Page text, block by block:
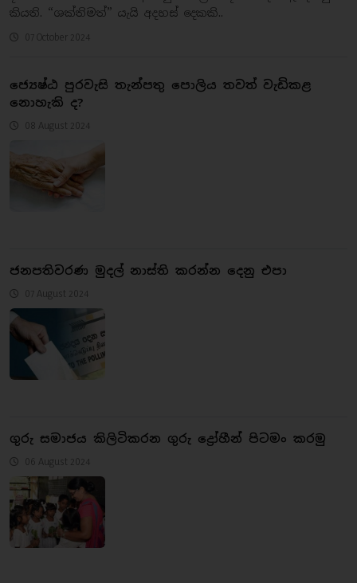
කියති. “ශක්තිමත්” යැයි අදහස් දෙකකි..
07 October 2024
ජ්‍යෙෂ්ඨ පුරවැසි තැන්පතු පොලිය තවත් වැඩිකළ
නොහැකි ද?
08 August 2024
ජනපතිවරණ මුදල් නාස්ති කරන්න දෙනු එපා
07 August 2024
ගුරු සමාජය කිලිටිකරන ගුරු ද්‍රෝහීන් පිටමං කරමු
06 August 2024